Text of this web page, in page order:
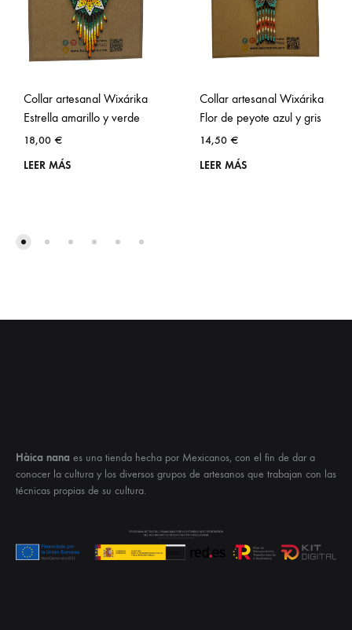
Collar artesanal Wixárika
Estrella amarillo y verde
18,00 €
LEER MÁS
Collar artesanal Wixárika
Flor de peyote azul y gris
14,50 €
LEER MÁS
Hàica nana es una tienda hecha por Mexicanos, con el fin de dar a
conocer la cultura y los diversos grupos de artesanos que trabajan con las
técnicas propias de su cultura.